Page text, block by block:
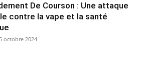
De Courson : Une attaque
contre la vape et la santé
octobre 2024